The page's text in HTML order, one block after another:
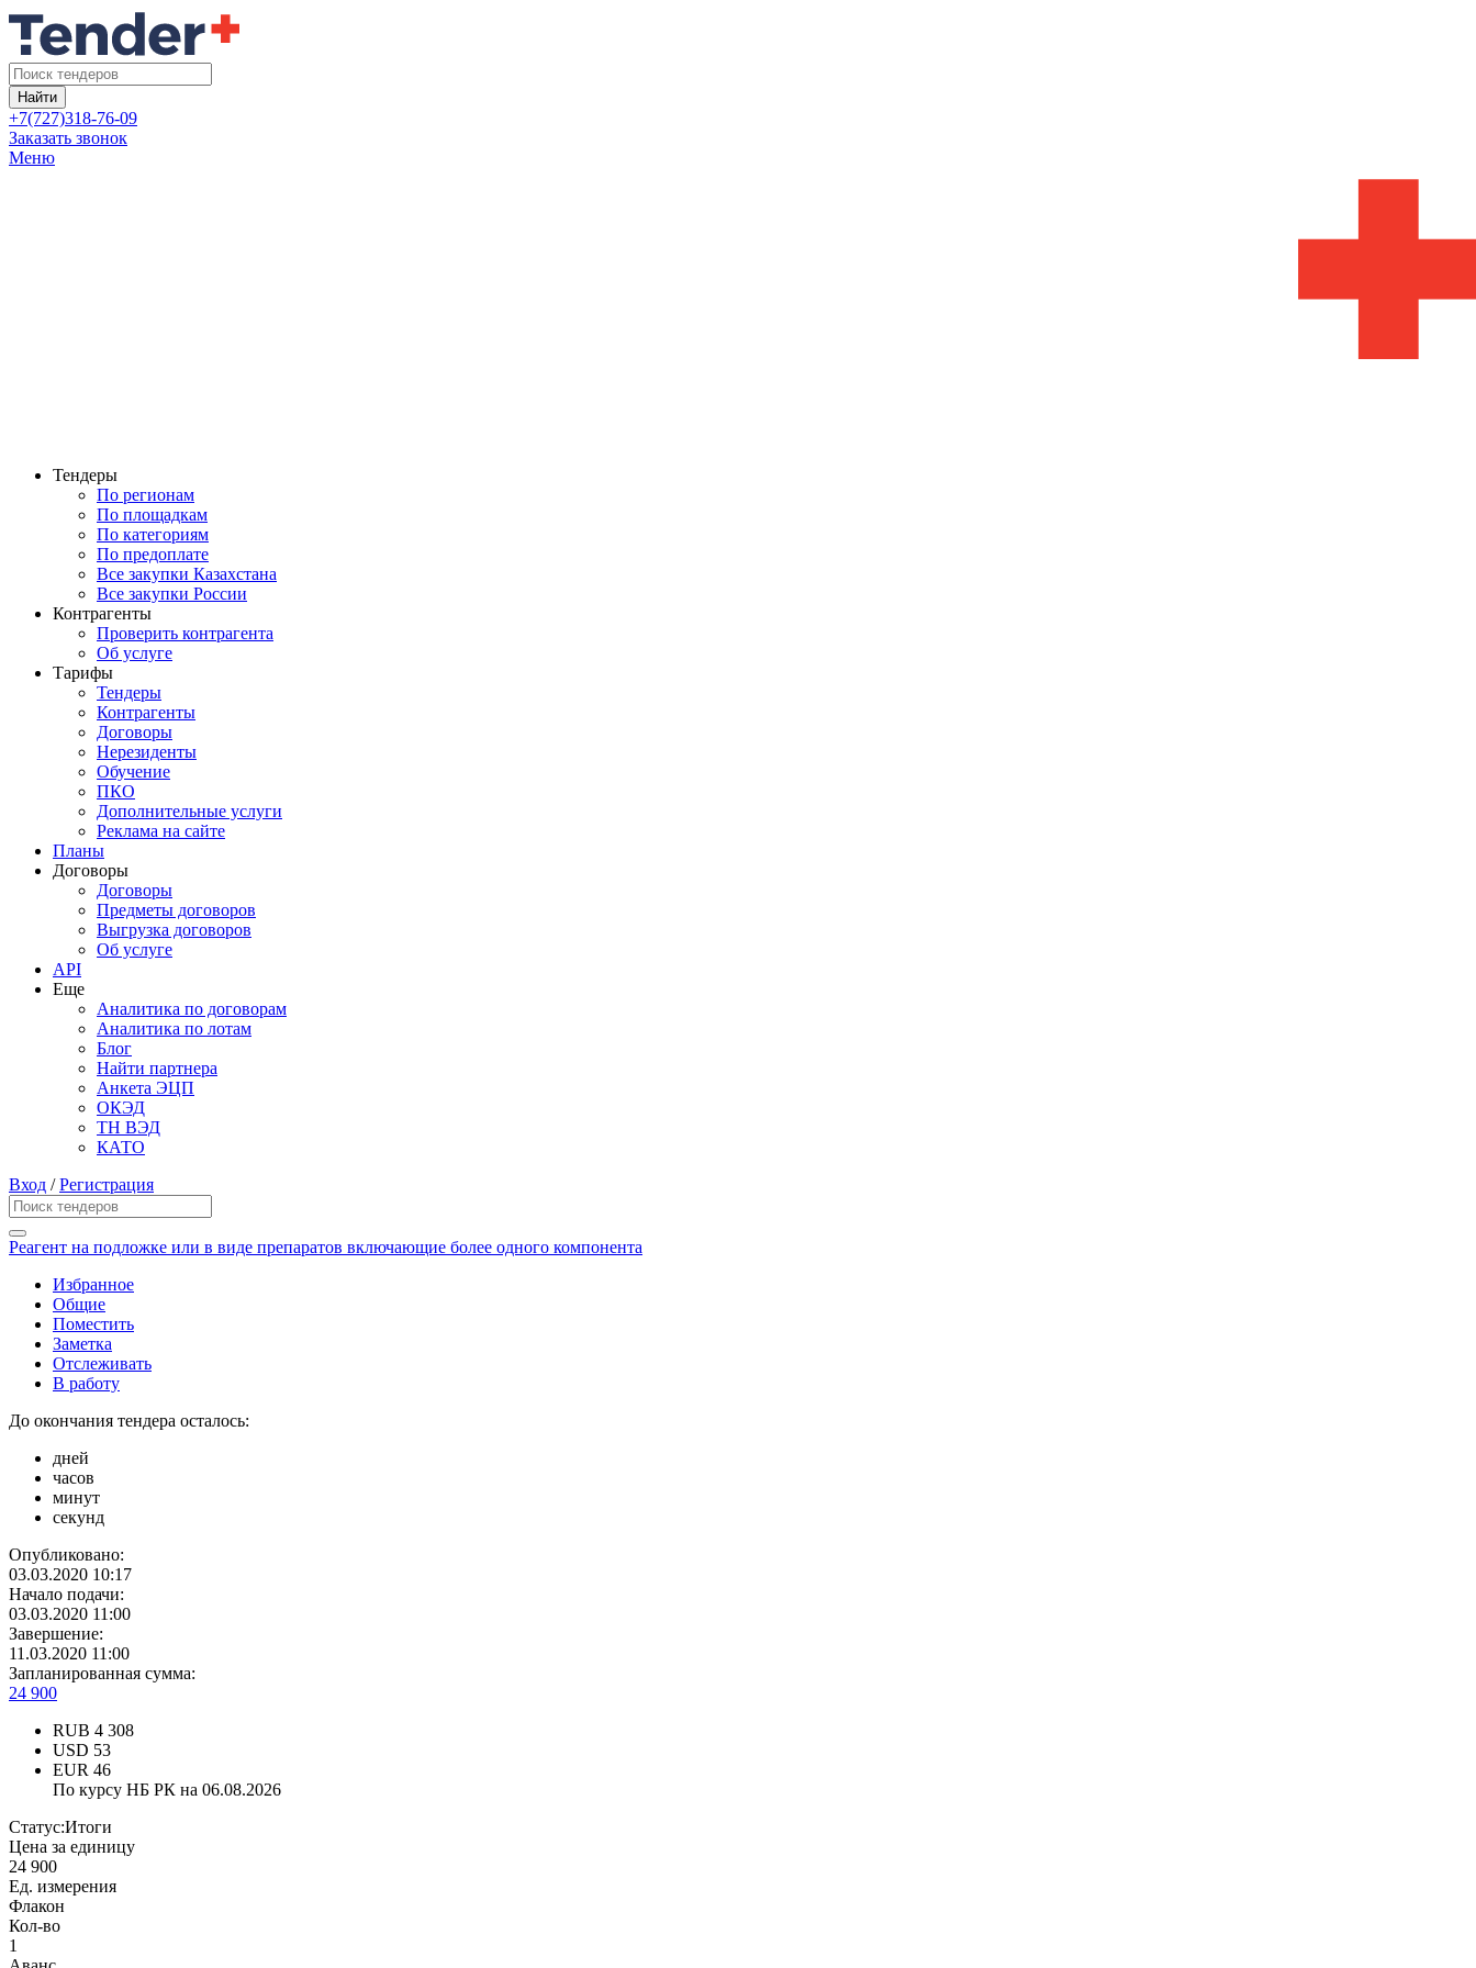
Найти
+7(727)318-76-09
Заказать звонок
Меню
Тендеры
По регионам
По площадкам
По категориям
По предоплате
Все закупки Казахстана
Все закупки России
Контрагенты
Проверить контрагента
Об услуге
Тарифы
Тендеры
Контрагенты
Договоры
Нерезиденты
Обучение
ПКО
Дополнительные услуги
Реклама на сайте
Планы
Договоры
Договоры
Предметы договоров
Выгрузка договоров
Об услуге
API
Еще
Аналитика по договорам
Аналитика по лотам
Блог
Найти партнера
Анкета ЭЦП
ОКЭД
ТН ВЭД
КАТО
Вход /Регистрация
Реагент на подложке или в виде препаратов включающие более одного компонента
Избранное
Общие
Поместить
Заметка
Отслеживать
В работу
До окончания тендера осталось:
дней
часов
минут
секунд
Опубликовано:
03.03.2020 10:17
Начало подачи:
03.03.2020 11:00
Завершение:
11.03.2020 11:00
Запланированная сумма:
24 900
RUB 4 308
USD 53
EUR 46
По курсу НБ РК на 06.08.2026
Статус:Итоги
Цена за единицу
24 900
Ед. измерения
Флакон
Кол-во
1